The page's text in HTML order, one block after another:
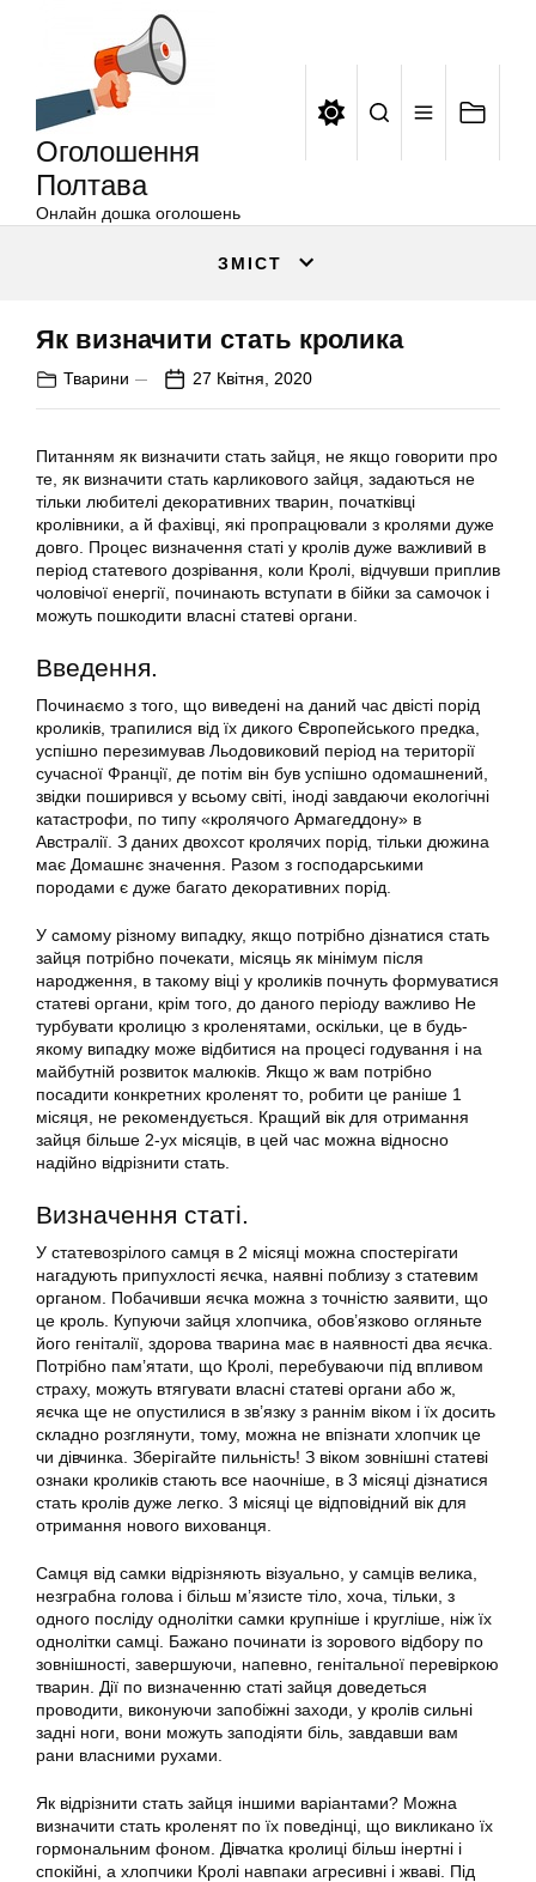
Оголошення
Полтава
Онлайн дошка оголошень
ЗМІСТ
Як визначити стать кролика
Тварини 27 Квітня, 2020
Питанням як визначити стать зайця, не якщо говорити про
те, як визначити стать карликового зайця, задаються не
тільки любителі декоративних тварин, початківці
кролівники, а й фахівці, які пропрацювали з кролями дуже
довго. Процес визначення статі у кролів дуже важливий в
період статевого дозрівання, коли Кролі, відчувши приплив
чоловічої енергії, починають вступати в бійки за самочок і
можуть пошкодити власні статеві органи.
Введення.
Починаємо з того, що виведені на даний час двісті порід
кроликів, трапилися від їх дикого Європейського предка,
успішно перезимував Льодовиковий період на території
сучасної Франції, де потім він був успішно одомашнений,
звідки поширився у всьому світі, іноді завдаючи екологічні
катастрофи, по типу «кролячого Армагеддону» в
Австралії. З даних двохсот кролячих порід, тільки дюжина
має Домашнє значення. Разом з господарськими
породами є дуже багато декоративних порід.
У самому різному випадку, якщо потрібно дізнатися стать
зайця потрібно почекати, місяць як мінімум після
народження, в такому віці у кроликів почнуть формуватися
статеві органи, крім того, до даного періоду важливо Не
турбувати кролицю з кроленятами, оскільки, це в будь-
якому випадку може відбитися на процесі годування і на
майбутній розвиток малюків. Якщо ж вам потрібно
посадити конкретних кроленят то, робити це раніше 1
місяця, не рекомендується. Кращий вік для отримання
зайця більше 2-ух місяців, в цей час можна відносно
надійно відрізнити стать.
Визначення статі.
У статевозрілого самця в 2 місяці можна спостерігати
нагадують припухлості яєчка, наявні поблизу з статевим
органом. Побачивши яєчка можна з точністю заявити, що
це кроль. Купуючи зайця хлопчика, обов’язково огляньте
його геніталії, здорова тварина має в наявності два яєчка.
Потрібно пам’ятати, що Кролі, перебуваючи під впливом
страху, можуть втягувати власні статеві органи або ж,
яєчка ще не опустилися в зв’язку з раннім віком і їх досить
складно розглянути, тому, можна не впізнати хлопчик це
чи дівчинка. Зберігайте пильність! З віком зовнішні статеві
ознаки кроликів стають все наочніше, в 3 місяці дізнатися
стать кролів дуже легко. 3 місяці це відповідний вік для
отримання нового вихованця.
Самця від самки відрізняють візуально, у самців велика,
незграбна голова і більш м’язисте тіло, хоча, тільки, з
одного посліду однолітки самки крупніше і кругліше, ніж їх
однолітки самці. Бажано починати із зорового відбору по
зовнішності, завершуючи, напевно, генітальної перевіркою
тварин. Дії по визначенню статі зайця доведеться
проводити, виконуючи запобіжні заходи, у кролів сильні
задні ноги, вони можуть заподіяти біль, завдавши вам
рани власними рухами.
Як відрізнити стать зайця іншими варіантами? Можна
визначити стать кроленят по їх поведінці, що викликано їх
гормональним фоном. Дівчатка кролиці більш інертні і
спокійні, а хлопчики Кролі навпаки агресивні і жваві. Під